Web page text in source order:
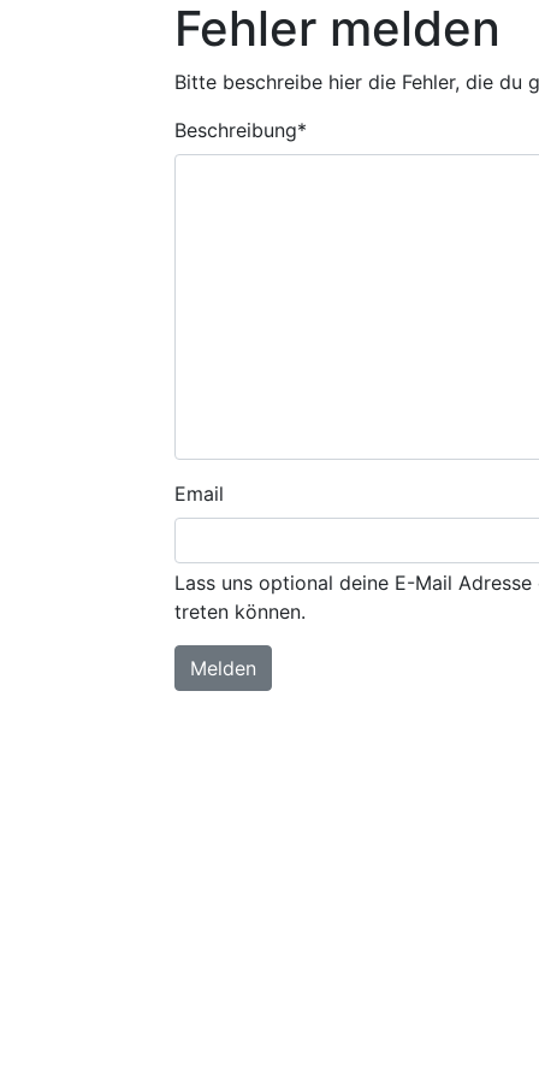
Fehler melden
Bitte beschreibe hier die Fehler, die du
Beschreibung*
Email
Lass uns optional deine E-Mail
treten können.
Melden